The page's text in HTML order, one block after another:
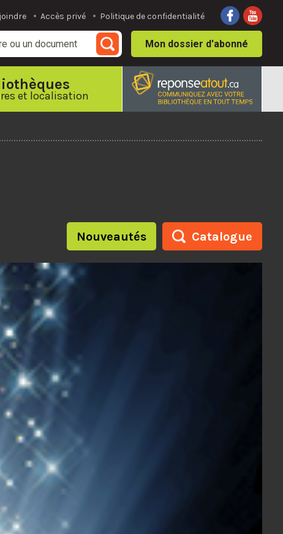
Accès privé Politique de confidentialité
Mon dossier d'abonné
et localisation
Nouveautés Catalogue